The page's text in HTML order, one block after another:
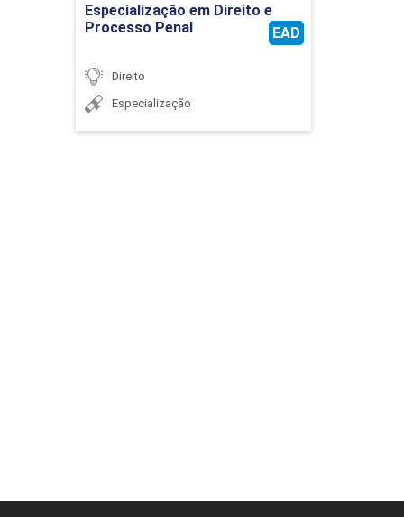
Especialização em Direito e
Processo Penal
EAD
Direito
Especialização